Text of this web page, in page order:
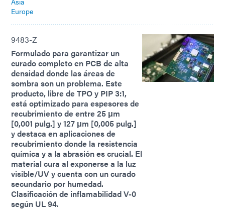
Europe
9483-Z
Formulado para garantizar un
curado completo en PCB de alta
densidad donde las áreas de
sombra son un problema. Este
producto, libre de TPO y PIP 3:1,
está optimizado para espesores de
recubrimiento de entre 25 μm
[0,001 pulg.] y 127 μm [0,005 pulg.]
y destaca en aplicaciones de
recubrimiento donde la resistencia
química y a la abrasión es crucial. El
material cura al exponerse a la luz
visible/UV y cuenta con un curado
secundario por humedad.
Clasificación de inflamabilidad V-0
según UL 94.